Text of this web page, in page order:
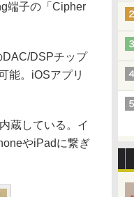
端子の「Cipher
DSPチップ
能。iOSアプリ
蔵している。イ
やiPadに繋ぎ